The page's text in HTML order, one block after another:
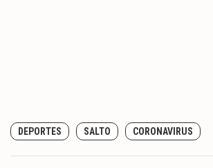
DEPORTES SALTO CORONAVIRUS